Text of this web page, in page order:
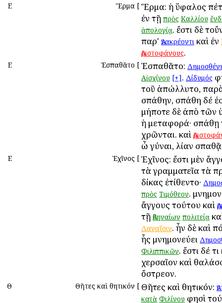
Ε Ἕρμα [ Ἕρμα: ἡ ὕφαλος
ἐν τῇ πρὸς Καλλίου
ἀπολογίᾳ. ἔστι δὲ
παρ'Ἀνακρέοντι καὶ ἐν
Ἀριστοφάνους.
Ε Ἐσπαθᾶτο [ Ἐσπαθᾶτο:
Αἰσχίνου [+]. Δίδυμός
τοῦ ἀπώλλυτο,
σπάθην, σπάθη δέ
μήποτε δὲ ἀπὸ τῶν
ἡ μεταφορά· σπάθῃ
χρῶνται. καὶ
ὦ γύναι, λίαν
Ε Ἐχῖνος [ Ἐχῖνος: ἔστι μὲν
τὰ γραμματεῖα τὰ
δίκας ἐτίθεντο·
πρὸς Τιμόθεον.
ἄγγους τούτου καὶ
τῇ Ἀθηναίων πολιτείᾳ
Δαναΐσιν. ἦν δὲ καὶ
ἧς μνημονεύει
Φιλιππικῶν. ἔστι δέ
χερσαῖον καὶ
ὄστρεον.
Θ Θῆτες καὶ θητικόν [ Θῆτες καὶ θητικόν:
κατὰ Φιλίνου φησὶ